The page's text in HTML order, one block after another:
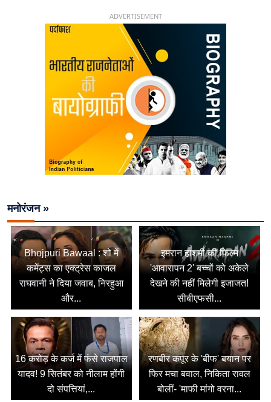
ADVERTISEMENT
मनोरंजन »
Bhojpuri Bawaal : शो में
कमेंट्स का एक्ट्रेस काजल
राघवानी ने दिया जवाब, निरहुआ
और...
इमरान हाशमी की फिल्म
'आवारापन 2' बच्चों को अकेले
देखने की नहीं मिलेगी इजाजत!
सीबीएफसी...
16 करोड़ के कर्ज में फंसे राजपाल
यादव! 9 सितंबर को नीलाम होंगी
दो संपत्तियां,...
रणबीर कपूर के 'बीफ' बयान पर
फिर मचा बवाल, निकिता रावल
बोलीं- 'माफी मांगो वरना...